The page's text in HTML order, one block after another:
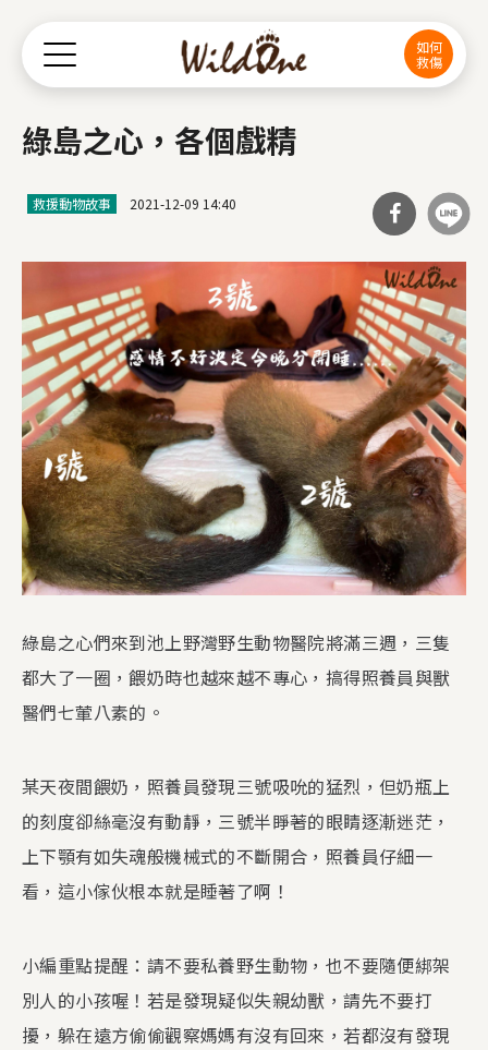
綠島之心，各個戲精
救援動物故事 2021-12-09 14:40
分享
到Fa
cebo
ok
綠島之心們來到池上野灣野生動物醫院將滿三週，三隻
都大了一圈，餵奶時也越來越不專心，搞得照養員與獸
醫們七葷八素的。
某天夜間餵奶，照養員發現三號吸吮的猛烈，但奶瓶上
的刻度卻絲毫沒有動靜，三號半睜著的眼睛逐漸迷茫，
上下顎有如失魂般機械式的不斷開合，照養員仔細一
看，這小傢伙根本就是睡著了啊！
小編重點提醒：請不要私養野生動物，也不要隨便綁架
別人的小孩喔！若是發現疑似失親幼獸，請先不要打
擾，躲在遠方偷偷觀察媽媽有沒有回來，若都沒有發現
如何
救傷